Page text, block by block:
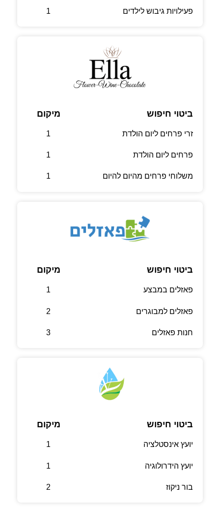
פעילויות גיבוש לילדים 1
ביטוי חיפוש
זרי פרחים ליום הולדת
פרחים ליום הולדת
משלוחי פרחים מהיום להיום
מיקום
1
1
1
ביטוי חיפוש
פאזלים במבצע
פאזלים למבוגרים
חנות פאזלים
מיקום
1
2
3
ביטוי חיפוש
יועץ אינסטלציה
יועץ הידרולוגיה
בור ניקוז
מיקום
1
1
2